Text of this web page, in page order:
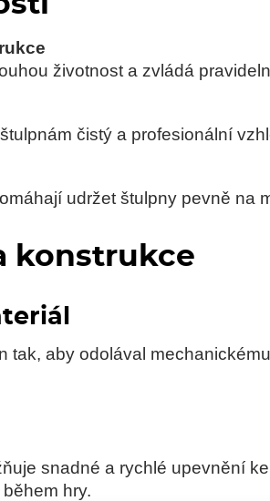
životnost a zvládá
čistý a profesionální
udržet štulpny pevně na
konstrukce
tak, aby odolával
snadné a rychlé upevnění
hry.